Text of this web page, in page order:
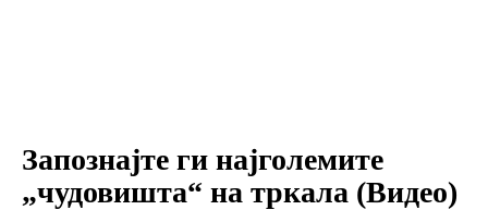
Запознајте ги најголемите
„чудовишта“ на тркала (Видео)